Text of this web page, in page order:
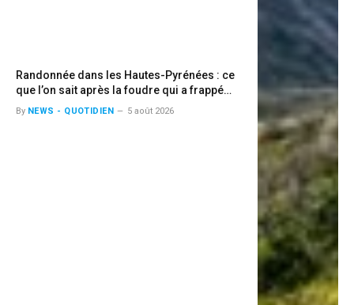
Randonnée dans les Hautes-Pyrénées : ce
que l’on sait après la foudre qui a frappé
deux jeunes
By NEWS - QUOTIDIEN 5 août 2026